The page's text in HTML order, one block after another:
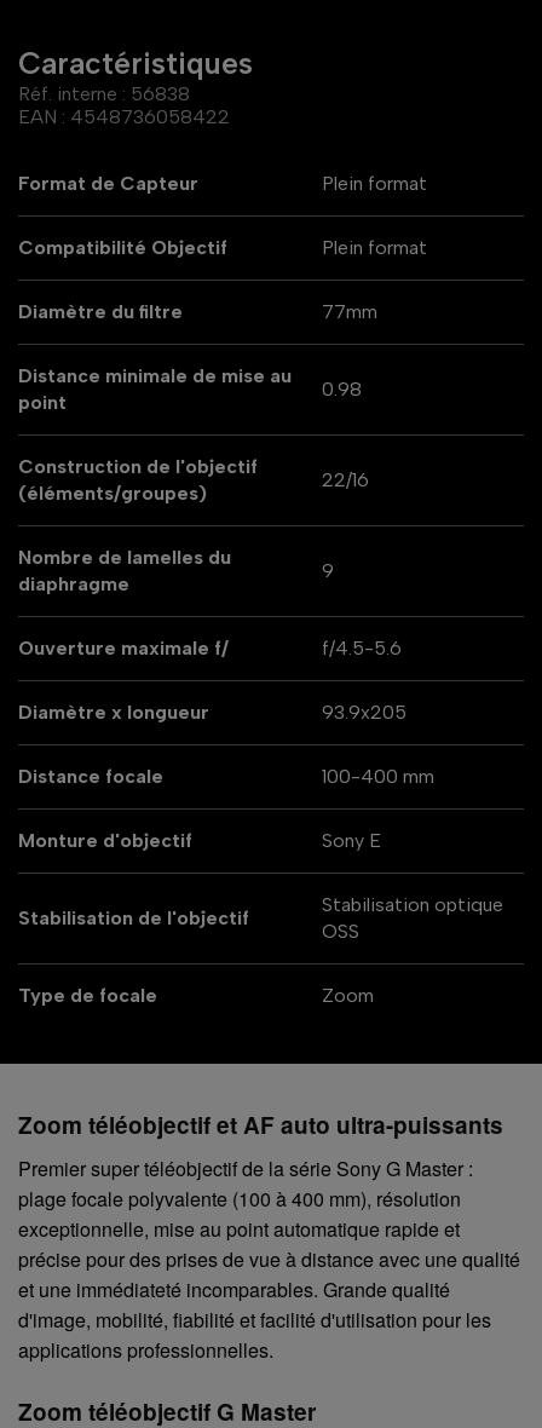
Caractéristiques
Réf. interne : 56838
EAN : 4548736058422
Format de Capteur Plein format
Compatibilité Objectif Plein format
Diamètre du filtre 77mm
Distance minimale de mise au
point
0.98
Construction de l'objectif
(éléments/groupes)
22/16
Nombre de lamelles du
diaphragme
9
Ouverture maximale f/ f/4.5-5.6
Diamètre x longueur 93.9x205
Distance focale 100-400 mm
Monture d'objectif Sony E
Stabilisation de l'objectif
Stabilisation optique
OSS
Type de focale Zoom
Zoom téléobjectif et AF auto ultra-puissants
Premier super téléobjectif de la série Sony G Master :
plage focale polyvalente (100 à 400 mm), résolution
exceptionnelle, mise au point automatique rapide et
précise pour des prises de vue à distance avec une qualité
et une immédiateté incomparables. Grande qualité
d'image, mobilité, fiabilité et facilité d'utilisation pour les
applications professionnelles.
Zoom téléobjectif G Master